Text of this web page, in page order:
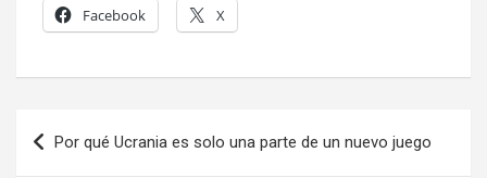
Facebook X
Navegación
de
Por qué Ucrania es solo una parte de un nuevo juego